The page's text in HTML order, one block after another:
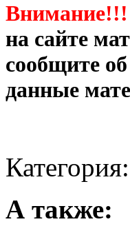
Внимание!!!
на сайте
сообщите
данные
Категория:
А также: